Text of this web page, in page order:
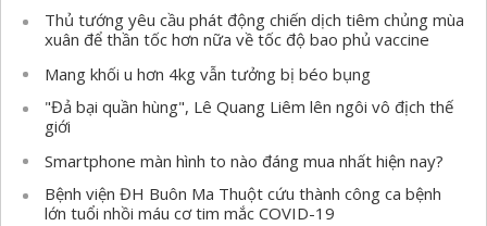
Thủ tướng yêu cầu phát động chiến dịch tiêm chủng mùa
xuân để thần tốc hơn nữa về tốc độ bao phủ vaccine
Mang khối u hơn 4kg vẫn tưởng bị béo bụng
"Đả bại quần hùng", Lê Quang Liêm lên ngôi vô địch thế
giới
Smartphone màn hình to nào đáng mua nhất hiện nay?
Bệnh viện ĐH Buôn Ma Thuột cứu thành công ca bệnh
lớn tuổi nhồi máu cơ tim mắc COVID-19